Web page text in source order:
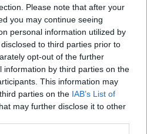
Please note that after your
you may continue seeing
personal information utilized by
to third parties prior to
opt-out of the further
information by third parties on the
This information may
parties on the IAB’s List of
may further disclose it to other
KÓRHÁZBAN LÉVŐK
14 nap alatt 1366-tal nőtt,
trendvonaltól már a
megelőzően, november 10-
amikor az újabb 30
19 kórház is megnyílt.